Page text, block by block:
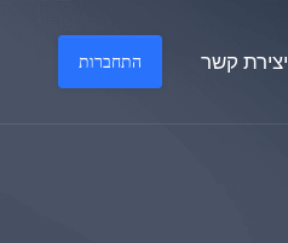
יצירת קשר התחברות